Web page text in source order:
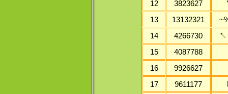
12
3823627
13
13132321
14
4266730
15
4087788
16
9926627
17
9611177